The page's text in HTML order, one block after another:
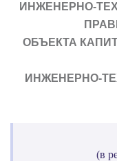
ИНЖЕНЕРНО-
ОБЪЕКТА
ИНЖЕНЕРНО-
(в